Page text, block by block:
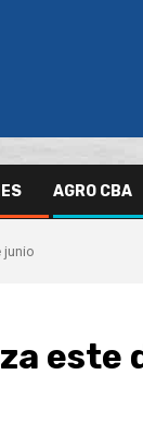
AGRO CBA
junio
este